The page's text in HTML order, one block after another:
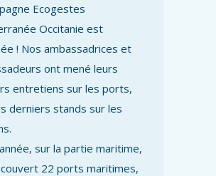
Ecogestes
Occitanie est
! Nos ambassadrices et
ont mené leurs
entretiens sur les ports,
derniers stands sur les
sur la partie maritime,
22 ports maritimes,